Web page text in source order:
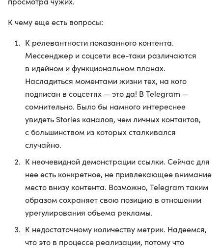
К чему еще есть вопросы:
К релевантности показанного контента.
Мессенджер и соцсети все-таки различаются
в идейном и функциональном планах.
Насладиться моментами жизни тех, на кого
подписан в соцсетях — это да! В Telegram —
сомнительно. Было бы намного интереснее
увидеть Stories каналов, чем личных контактов,
с большинством из которых сталкивался
случайно.
К неочевидной демонстрации ссылки. Сейчас для
нее есть конкретное, не привлекающее внимание
место внизу контента. Возможно, Telegram таким
образом сохраняет свою позицию в отношении
урегулирования объема рекламы.
К недостаточному количеству метрик. Надеемся,
что это в процессе реализации, потому что